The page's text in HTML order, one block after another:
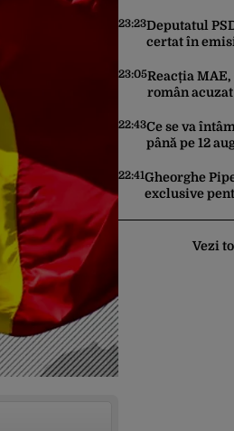
virusuri
23:23Deputatul
certat în
deficitul fiind
23:05Reacția
român
ucrainean ca
producător
22:43Ce se va
până pe 12
22:41Gheorghe
exclusive
să îl pună „la
Vezi